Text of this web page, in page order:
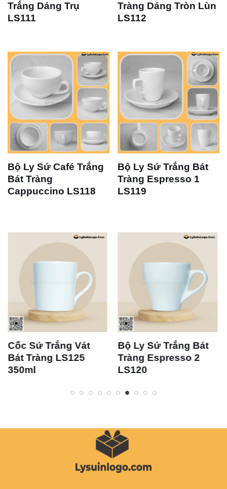
Trắng Dáng Trụ
LS111
Tràng Dáng Tròn Lùn
LS112
Bộ Ly Sứ Café Trắng
Bát Tràng
Cappuccino LS118
Bộ Ly Sứ Trắng Bát
Tràng Espresso 1
LS119
Cốc Sứ Trắng Vát
Bát Tràng LS125
350ml
Bộ Ly Sứ Trắng Bát
Tràng Espresso 2
LS120